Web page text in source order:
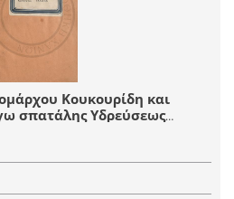
Κουκουρίδη και
σπατάλης Υδρεύσεως